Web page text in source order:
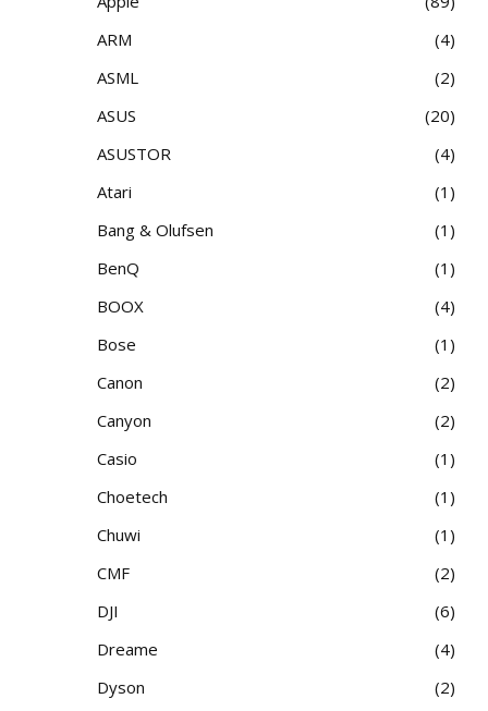
ARM
4
ASML
2
ASUS
20
ASUSTOR
4
Atari
1
Bang & Olufsen
1
BenQ
1
BOOX
4
Bose
1
Canon
2
Canyon
2
Casio
1
Choetech
1
Chuwi
1
CMF
2
DJI
6
Dreame
4
Dyson
2